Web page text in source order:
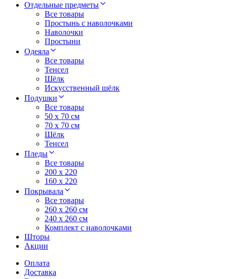
Отдельные предметы
Все товары
Простынь с наволочками
Наволочки
Простыни
Одеяла
Все товары
Тенсел
Шёлк
Искусственный шёлк
Подушки
Все товары
50 x 70 см
70 x 70 см
Шёлк
Тенсел
Пледы
Все товары
200 х 220
160 х 220
Покрывала
Все товары
260 x 260 см
240 х 260 см
Комплект с наволочками
Шторы
Акции
Оплата
Доставка